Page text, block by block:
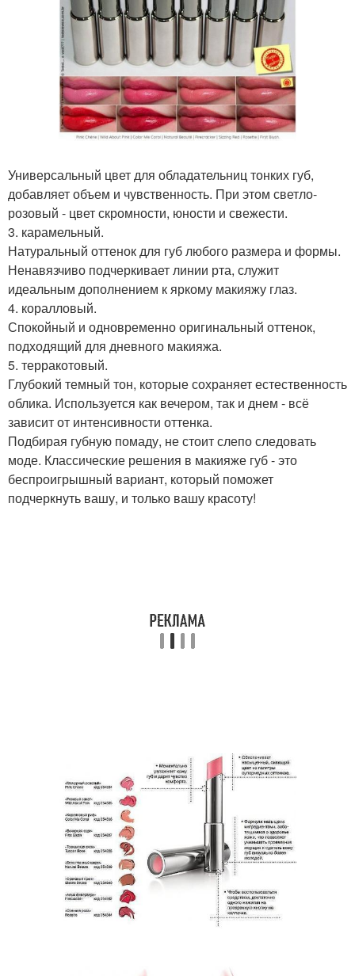
Универсальный цвет для обладательниц тонких губ,
добавляет объем и чувственность. При этом светло-
розовый - цвет скромности, юности и свежести.
3. карамельный.
Натуральный оттенок для губ любого размера и формы.
Ненавязчиво подчеркивает линии рта, служит
идеальным дополнением к яркому макияжу глаз.
4. коралловый.
Спокойный и одновременно оригинальный оттенок,
подходящий для дневного макияжа.
5. терракотовый.
Глубокий темный тон, которые сохраняет естественность
облика. Используется как вечером, так и днем - всё
зависит от интенсивности оттенка.
Подбирая губную помаду, не стоит слепо следовать
моде. Классические решения в макияже губ - это
беспроигрышный вариант, который поможет
подчеркнуть вашу, и только вашу красоту!